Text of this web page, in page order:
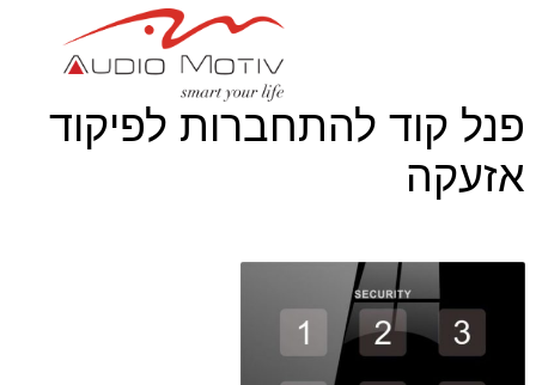
פנל קוד להתחברות לפיקוד
אזעקה